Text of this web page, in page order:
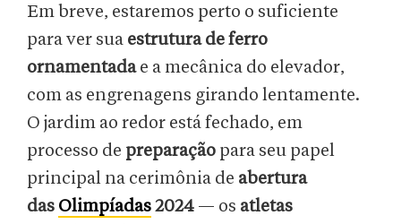
Em breve, estaremos perto o suficiente
para ver sua estrutura de ferro
ornamentadae a mecânica do elevador,
com as engrenagens girando lentamente.
O jardim ao redor está fechado, em
processo de preparação para seu papel
principal na cerimônia de abertura
das Olimpíadas2024 — os atletas